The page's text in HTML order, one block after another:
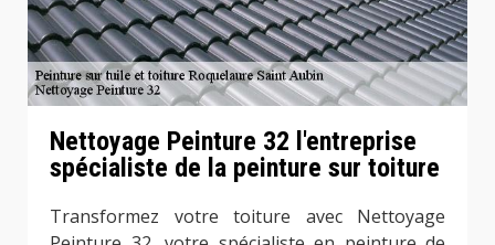
Nettoyage Peinture 32 l'entreprise
spécialiste de la peinture sur toiture
Transformez votre toiture avec Nettoyage